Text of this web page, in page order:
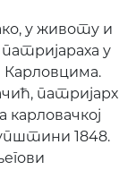
у животу и
у
патријарх
карловачкој
1848.